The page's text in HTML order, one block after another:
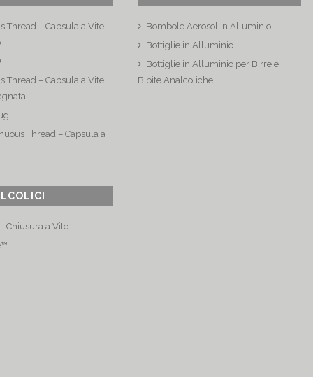
Thread – Capsula a Vite
Thread – Capsula a Vite
Thread – Capsula a
Chiusura a Vite
Bombole Aerosol in Alluminio
Bottiglie in Alluminio
Bottiglie in Alluminio per Birre e
Bibite Analcoliche